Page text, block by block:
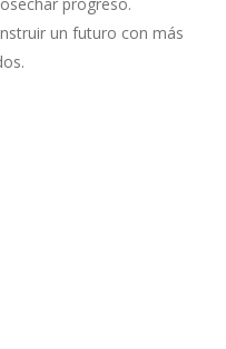
un futuro con más